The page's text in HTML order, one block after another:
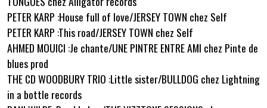
PETER KARP :House full of love/JERSEY TOWN chez Self
PETER KARP :This road/JERSEY TOWN chez Self
AHMED MOUICI :Je chante/UNE PINTRE ENTRE AMI chez Pinte de
blues prod
THE CD WOODBURY TRIO :Little sister/BULLDOG chez Lightning
in a bottle records